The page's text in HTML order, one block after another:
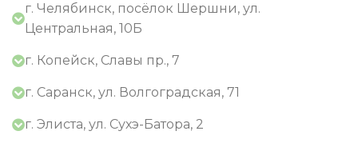
г. Челябинск, посёлок Шершни, ул.
Центральная, 10Б
г. Копейск, Славы пр., 7
г. Саранск, ул. Волгоградская, 71
г. Элиста, ул. Сухэ-Батора, 2